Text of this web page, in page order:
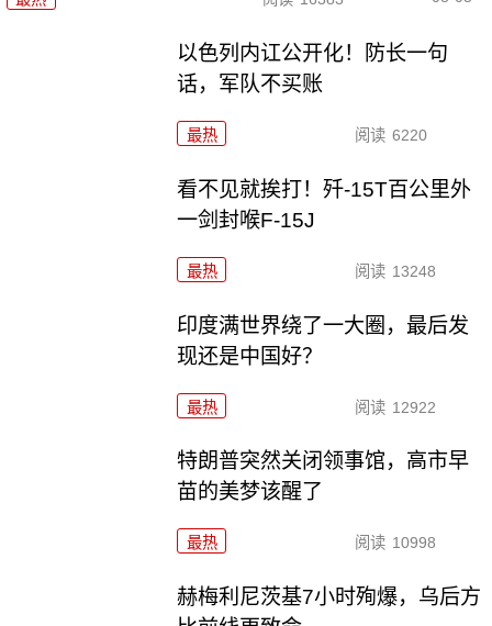
以色列内讧公开化！防长一句
话，军队不买账
最热 阅读 6220
看不见就挨打！歼-15T百公里外
一剑封喉F-15J
最热 阅读 13248
印度满世界绕了一大圈，最后发
现还是中国好？
最热 阅读 12922
特朗普突然关闭领事馆，高市早
苗的美梦该醒了
最热 阅读 10998
赫梅利尼茨基7小时殉爆，乌后方